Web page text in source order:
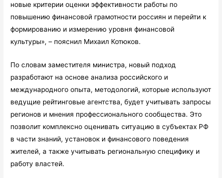
новые критерии оценки эффективности работы по
повышению финансовой грамотности россиян и перейти к
формированию и измерению уровня финансовой
культуры», – пояснил Михаил Котюков.
По словам заместителя министра, новый подход
разработают на основе анализа российского и
международного опыта, методологий, которые используют
ведущие рейтинговые агентства, будет учитывать запросы
регионов и мнения профессионального сообщества. Это
позволит комплексно оценивать ситуацию в субъектах РФ
в части знаний, установок и финансового поведения
жителей, а также учитывать региональную специфику и
работу властей.